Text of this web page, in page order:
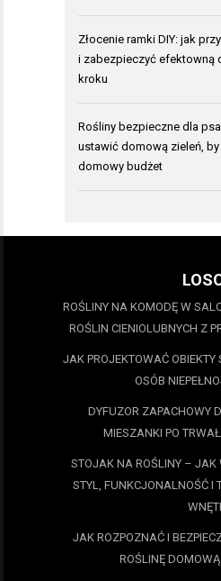
Złocenie ramki DIY: jak
i zabezpieczyć efektowną
kroku
Rośliny bezpieczne dla
ustawić domową zieleń,
domowy budżet
ROŚLINY NA KOMODĘ W
ROŚLIN CIENIOLUBNYCH Z
JAK PROJEKTOWAĆ OBIEKTY
OSÓB
DYFUZOR ZAPACHOWY
MIESZANKI PO
STOJAK NA ROŚLINY – JAK
STYL, FUNKCJONALNOŚĆ I
JAK ROZPOZNAĆ I
ROŚLINĘ